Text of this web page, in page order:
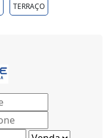
TERRAÇO